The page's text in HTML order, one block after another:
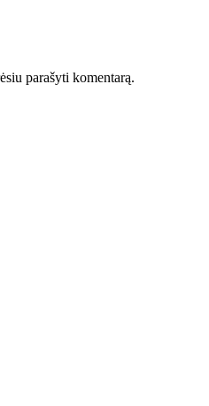
parašyti komentarą.